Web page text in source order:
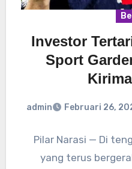
Investor
Sport
admin Februari 26,
Pilar Narasi — Di
yang terus